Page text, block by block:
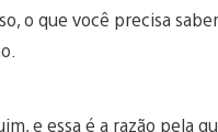
o que você precisa
e essa é a razão pela